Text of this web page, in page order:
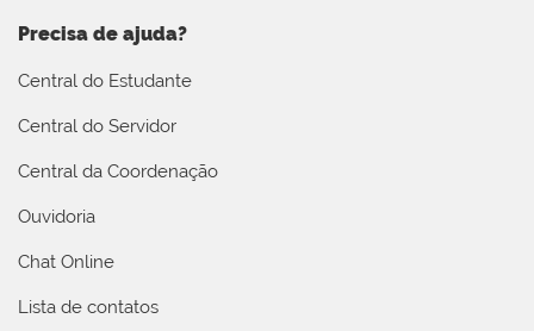
Precisa de ajuda?
Central do Estudante
Central do Servidor
Central da Coordenação
Ouvidoria
Chat Online
Lista de contatos